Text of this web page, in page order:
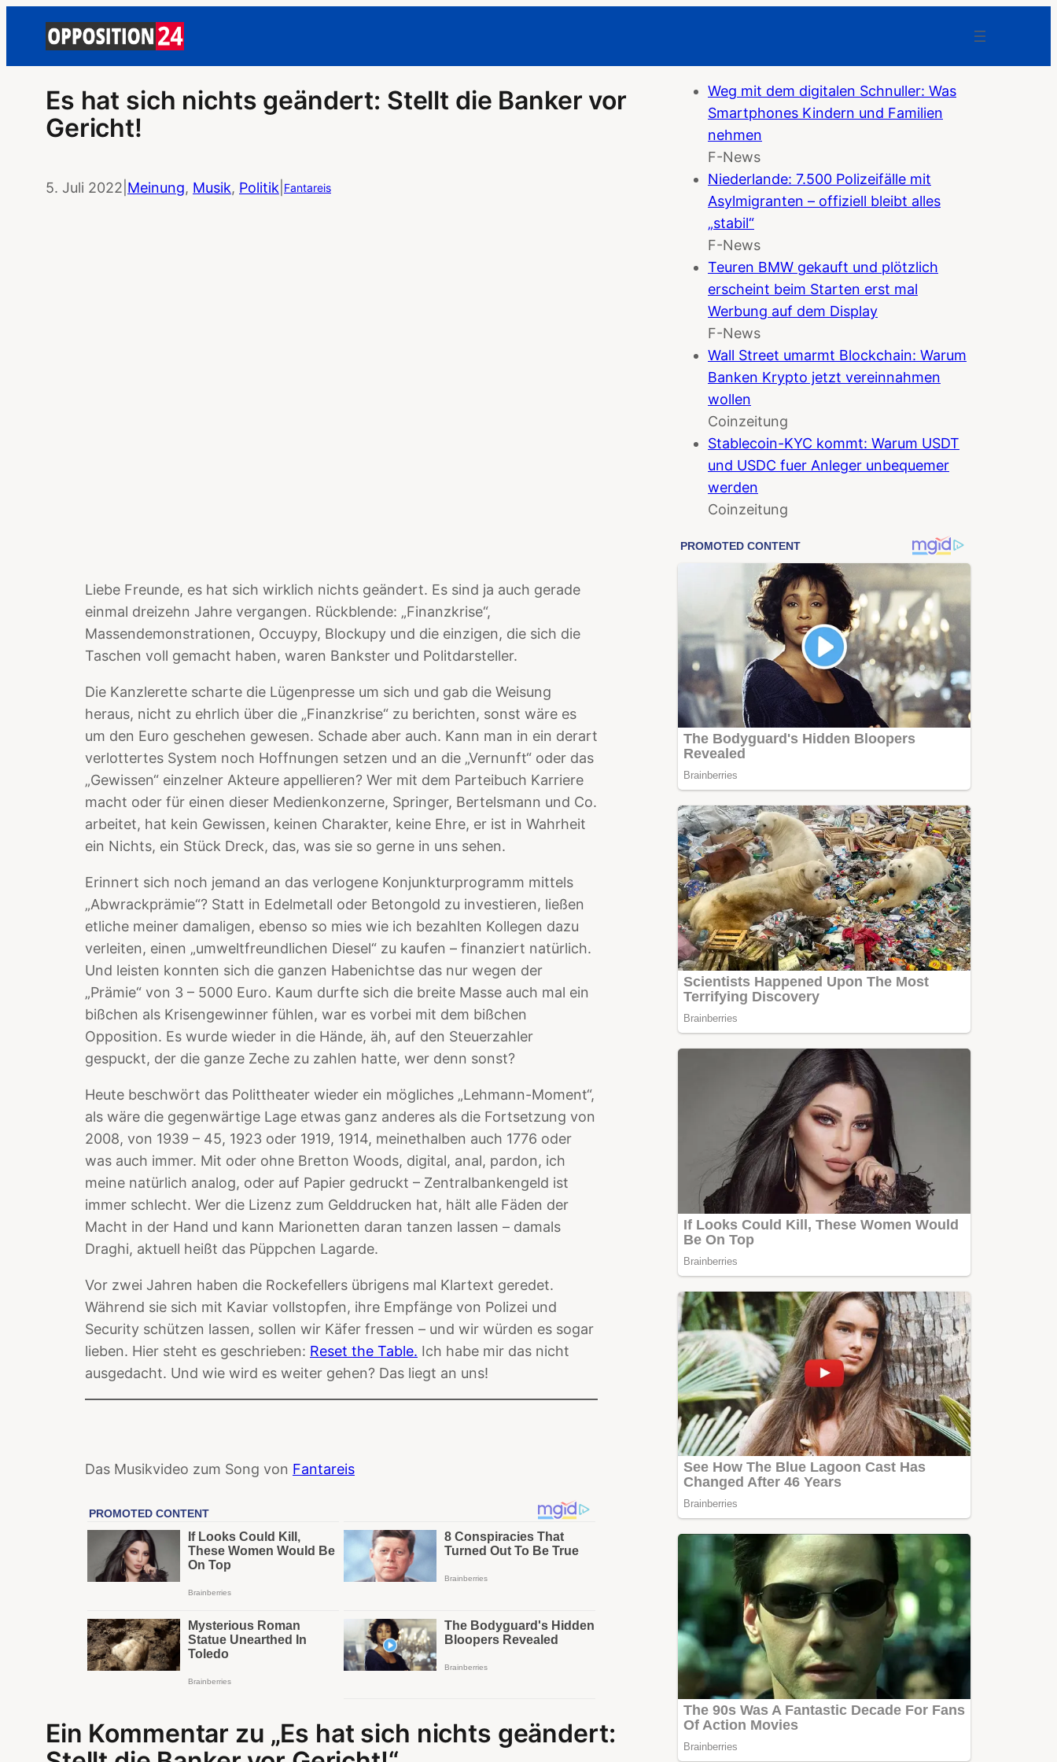
Es hat sich nichts geändert: Stellt die Banker vor
Gericht!
5. Juli 2022 Meinung, Musik, Politik Fantareis
Liebe Freunde, es hat sich wirklich nichts geändert. Es sind ja auch gerade
einmal dreizehn Jahre vergangen. Rückblende: „Finanzkrise“,
Massendemonstrationen, Occuypy, Blockupy und die einzigen, die sich die
Taschen voll gemacht haben, waren Bankster und Politdarsteller.
Die Kanzlerette scharte die Lügenpresse um sich und gab die Weisung
heraus, nicht zu ehrlich über die „Finanzkrise“ zu berichten, sonst wäre es
um den Euro geschehen gewesen. Schade aber auch. Kann man in ein derart
verlottertes System noch Hoffnungen setzen und an die „Vernunft“ oder das
„Gewissen“ einzelner Akteure appellieren? Wer mit dem Parteibuch Karriere
macht oder für einen dieser Medienkonzerne, Springer, Bertelsmann und Co.
arbeitet, hat kein Gewissen, keinen Charakter, keine Ehre, er ist in Wahrheit
ein Nichts, ein Stück Dreck, das, was sie so gerne in uns sehen.
Erinnert sich noch jemand an das verlogene Konjunkturprogramm mittels
„Abwrackprämie“? Statt in Edelmetall oder Betongold zu investieren, ließen
etliche meiner damaligen, ebenso so mies wie ich bezahlten Kollegen dazu
verleiten, einen „umweltfreundlichen Diesel“ zu kaufen – finanziert natürlich.
Und leisten konnten sich die ganzen Habenichtse das nur wegen der
„Prämie“ von 3 – 5000 Euro. Kaum durfte sich die breite Masse auch mal ein
bißchen als Krisengewinner fühlen, war es vorbei mit dem bißchen
Opposition. Es wurde wieder in die Hände, äh, auf den Steuerzahler
gespuckt, der die ganze Zeche zu zahlen hatte, wer denn sonst?
Heute beschwört das Polittheater wieder ein mögliches „Lehmann-Moment“,
als wäre die gegenwärtige Lage etwas ganz anderes als die Fortsetzung von
2008, von 1939 – 45, 1923 oder 1919, 1914, meinethalben auch 1776 oder
was auch immer. Mit oder ohne Bretton Woods, digital, anal, pardon, ich
meine natürlich analog, oder auf Papier gedruckt – Zentralbankengeld ist
immer schlecht. Wer die Lizenz zum Gelddrucken hat, hält alle Fäden der
Macht in der Hand und kann Marionetten daran tanzen lassen – damals
Draghi, aktuell heißt das Püppchen Lagarde.
Vor zwei Jahren haben die Rockefellers übrigens mal Klartext geredet.
Während sie sich mit Kaviar vollstopfen, ihre Empfänge von Polizei und
Security schützen lassen, sollen wir Käfer fressen – und wir würden es sogar
lieben. Hier steht es geschrieben: Reset the Table. Ich habe mir das nicht
ausgedacht. Und wie wird es weiter gehen? Das liegt an uns!
Das Musikvideo zum Song von Fantareis
Ein Kommentar zu „Es hat sich nichts geändert:
Weg mit dem digitalen Schnuller: Was
Smartphones Kindern und Familien
nehmen
F-News
Niederlande: 7.500 Polizeifälle mit
Asylmigranten – offiziell bleibt alles
„stabil“
F-News
Teuren BMW gekauft und plötzlich
erscheint beim Starten erst mal
Werbung auf dem Display
F-News
Wall Street umarmt Blockchain: Warum
Banken Krypto jetzt vereinnahmen
wollen
Coinzeitung
Stablecoin-KYC kommt: Warum USDT
und USDC fuer Anleger unbequemer
werden
Coinzeitung